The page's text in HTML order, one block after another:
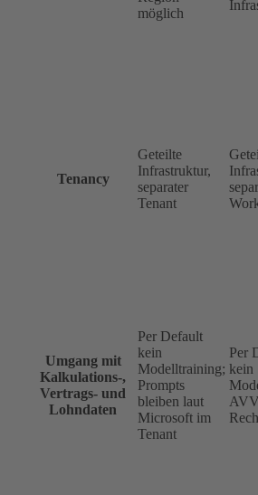
möglich
Tenancy
Geteilte
Infrastruktur,
separater
Tenant
Umgang mit
Kalkulations-,
Vertrags- und
Lohndaten
Per Default
kein
Modelltraining;
Prompts
bleiben laut
Microsoft im
Tenant
Per
kein